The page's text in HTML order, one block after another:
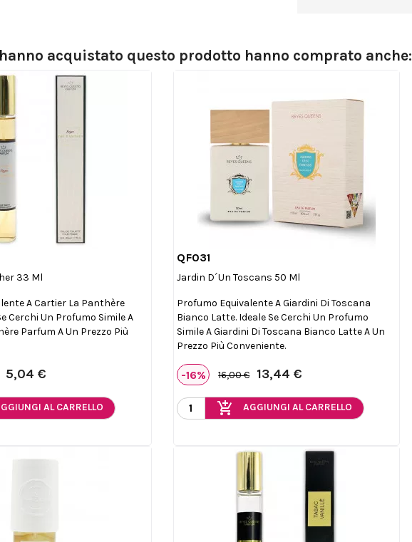
acquistato questo prodotto hanno comprato anche:
33 Ml
A Cartier La Panthère
Cerchi Un Profumo Simile A
Parfum A Un Prezzo Più
5,04 €
AL CARRELLO
QF031
Jardin D´un Toscans 50 Ml
Profumo Equivalente A Giardini Di Toscana
Bianco Latte. Ideale Se Cerchi Un Profumo
Simile A Giardini Di Toscana Bianco Latte A Un
Prezzo Più Conveniente.
-16% 16,00 € 13,44 €
add_shopping_cart AGGIUNGI AL CARRELLO